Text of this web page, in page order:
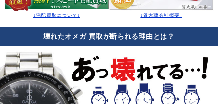
↓宅配買取について↓ ↓質大蔵会社概要↓
壊れたオメガ 買取が断られる理由とは？